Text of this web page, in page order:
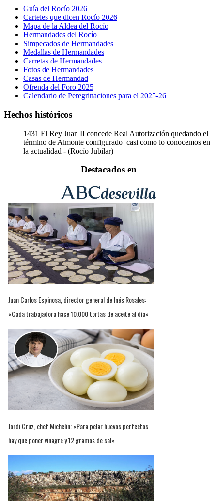
Guía del Rocío 2026
Carteles que dicen Rocío 2026
Mapa de la Aldea del Rocío
Hermandades del Rocío
Simpecados de Hermandades
Medallas de Hermandades
Carretas de Hermandades
Fotos de Hermandades
Casas de Hermandad
Ofrenda del Foro 2025
Calendario de Peregrinaciones para el 2025-26
Hechos históricos
1431 El Rey Juan II concede Real Autorización quedando el
término de Almonte configurado casi como lo conocemos en
la actualidad - (Rocío Jubilar)
Destacados en
Juan Carlos Espinosa, director general de Inés Rosales:
«Cada trabajadora hace 10.000 tortas de aceite al día»
Jordi Cruz, chef Michelin: «Para pelar huevos perfectos
hay que poner vinagre y 12 gramos de sal»